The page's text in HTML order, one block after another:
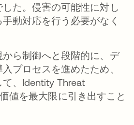
た。侵害の可能性に対し
動対応を行う必要がなく
ら制御へと段階的に、デ
プロセスを進めたため、
て、Identity Threat
値を最大限に引き出すこと